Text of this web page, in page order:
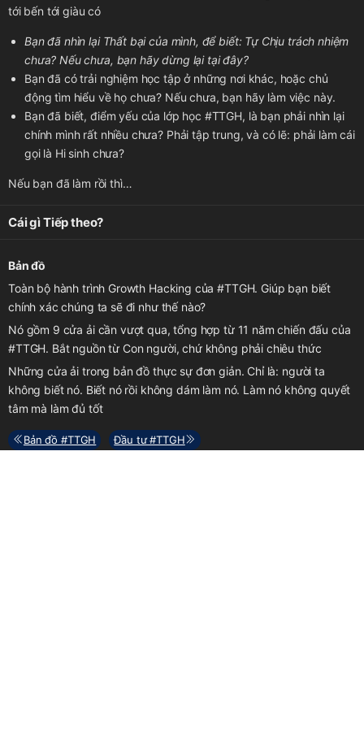
tới bến tới giàu có
Bạn đã nhìn lại Thất bại của mình, để biết: Tự Chịu trách nhiệm
chưa? Nếu chưa, bạn hãy dừng lại tại đây?
Bạn đã có trải nghiệm học tập ở những nơi khác, hoặc chủ
động tìm hiểu về họ chưa? Nếu chưa, bạn hãy làm việc này.
Bạn đã biết, điểm yếu của lớp học #TTGH, là bạn phải nhìn lại
chính mình rất nhiều chưa? Phải tập trung, và có lẽ: phải làm cái
gọi là Hi sinh chưa?
Nếu bạn đã làm rồi thì…
Cái gì Tiếp theo?
Bản đồ
Toàn bộ hành trình Growth Hacking của #TTGH. Giúp bạn biết
chính xác chúng ta sẽ đi như thế nào?
Nó gồm 9 cửa ải cần vượt qua, tổng hợp từ 11 năm chiến đấu của
#TTGH. Bắt nguồn từ Con người, chứ không phải chiêu thức
Những cửa ải trong bản đồ thực sự đơn giản. Chỉ là: người ta
không biết nó. Biết nó rồi không dám làm nó. Làm nó không quyết
tâm mà làm đủ tốt
Bản đồ #TTGH Đầu tư #TTGH